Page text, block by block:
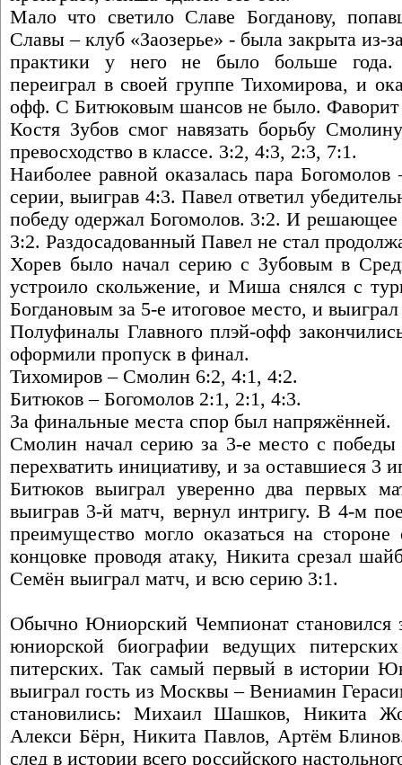
Мало что светило Славе Богданову,
Славы – клуб «Заозерье» - была закрыта из-
практики у него не было больше года.
переиграл в своей группе Тихомирова, и
офф. С Битюковым шансов не было. Фаворит
Костя Зубов смог навязать борьбу
превосходство в классе. 3:2, 4:3, 2:3, 7:1.
Наиболее равной оказалась пара
серии, выиграв 4:3. Павел ответил
победу одержал Богомолов. 3:2. И решающее
3:2. Раздосадованный Павел не стал
Хорев было начал серию с Зубовым в
устроило скольжение, и Миша снялся с
Богдановым за 5-е итоговое место, и
Полуфиналы Главного плэй-офф
оформили пропуск в финал.
Тихомиров – Смолин 6:2, 4:1, 4:2.
Битюков – Богомолов 2:1, 2:1, 4:3.
За финальные места спор был напряжённей.
Смолин начал серию за 3-е место с
перехватить инициативу, и за оставшиеся 3
Битюков выиграл уверенно два первых
выиграв 3-й матч, вернул интригу. В 4-м
преимущество могло оказаться на
концовке проводя атаку, Никита срезал
Семён выиграл матч, и всю серию 3:1.
Обычно Юниорский Чемпионат становился
юниорской биографии ведущих
питерских. Так самый первый в истории
выиграл гость из Москвы – Вениамин
становились: Михаил Шашков, Никита
Алекси Бёрн, Никита Павлов, Артём
след в истории всего российского